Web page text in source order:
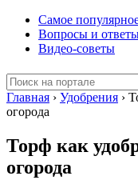
Самое
Вопросы и
Видео-советы
Главная › Удобрения ›
огорода
Торф как
огорода